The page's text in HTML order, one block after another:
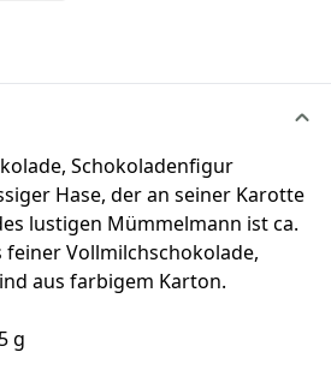
Schokoladenfigur
Hase, der an seiner Karotte
lustigen Mümmelmann ist ca.
Vollmilchschokolade,
aus farbigem Karton.
g